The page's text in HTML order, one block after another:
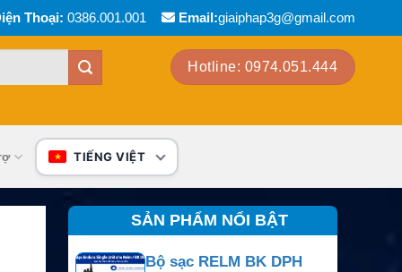
Thoại: 0386.001.001 Email:giaiphap3g@gmail.com
Hotline: 0974.051.444
TIẾNG VIỆT
SẢN PHẨM NỔI BẬT
Bộ sạc RELM BK DPH